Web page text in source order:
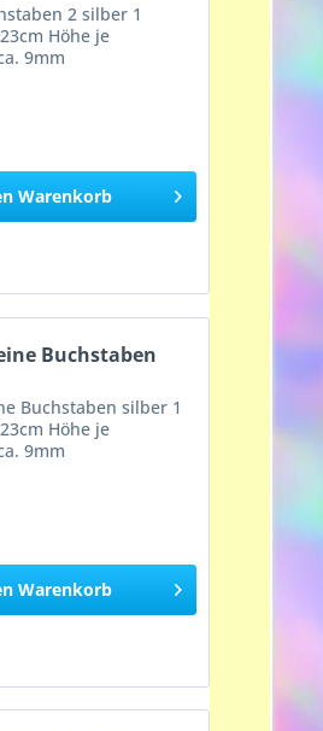
2 silber 1
Höhe je
9mm
Warenkorb
Buchstaben
Buchstaben silber 1
Höhe je
9mm
Warenkorb